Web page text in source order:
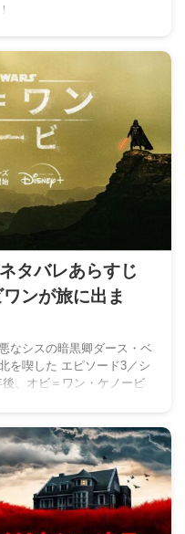
タバレあらすじ
ンが旅に出ま
なシスの暗黒卿ダース・ベ
を喫した エピソード3／シ
、オビ＝ワン・ケノービ